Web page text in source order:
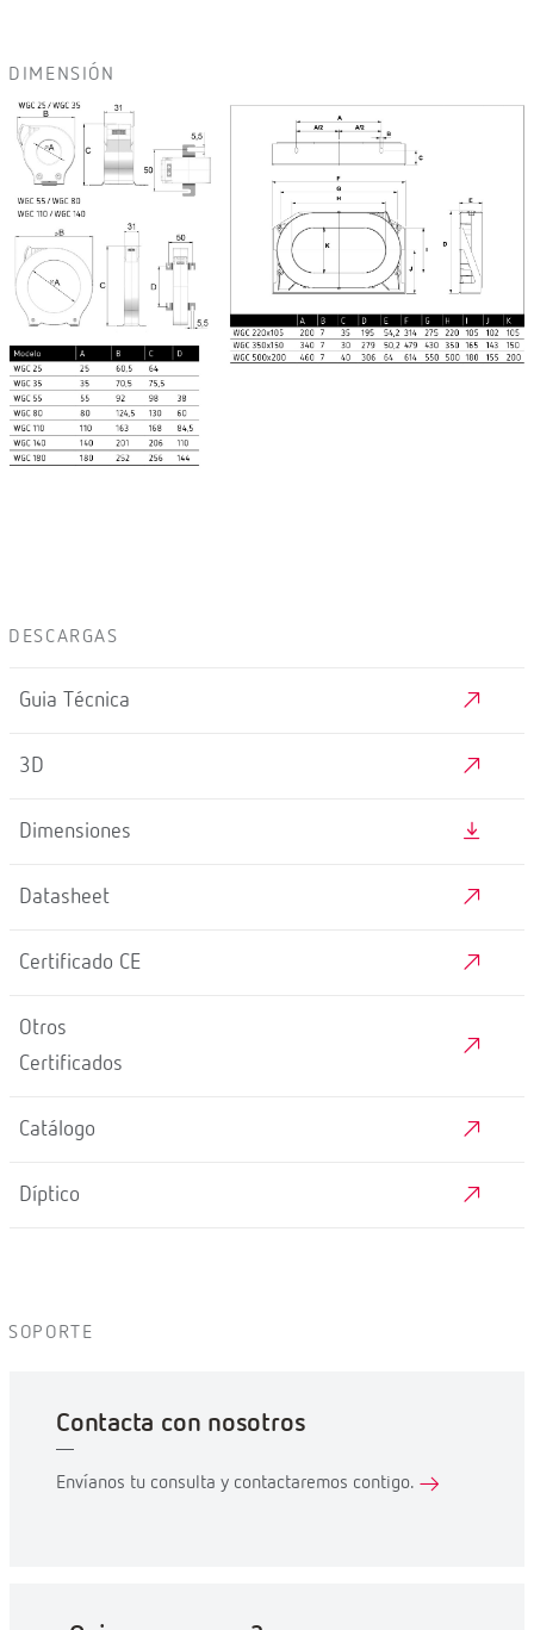
DIMENSIÓN
DESCARGAS
Guia Técnica
3D
Dimensiones
Datasheet
Certificado CE
Otros
Certificados
Catálogo
Díptico
SOPORTE
Contacta con nosotros
Envíanos tu consulta y contactaremos contigo.